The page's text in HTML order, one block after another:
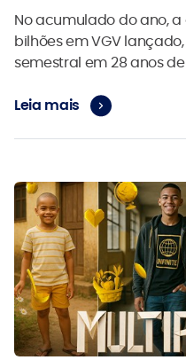
No acumulado do ano,
bilhões em VGV
semestral em 28 anos
Leia mais